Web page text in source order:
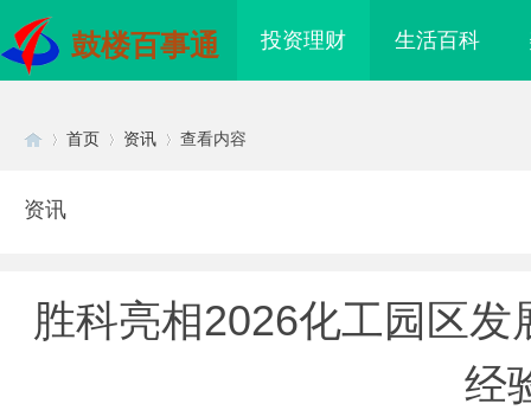
鼓楼百事通 投资理财 生活百科
首页 资讯 查看内容
资讯
胜科亮相2026化工园区
经